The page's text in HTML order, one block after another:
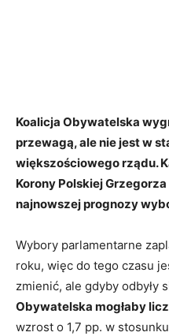
Koalicja Obywatelska
przewagą, ale nie jest w
większościowego rządu.
Korony Polskiej
najnowszej prognozy
Wybory parlamentarne
roku, więc do tego czasu
zmienić, ale gdyby odbyły
Obywatelska mogłaby
wzrost o 1,7 pp. w